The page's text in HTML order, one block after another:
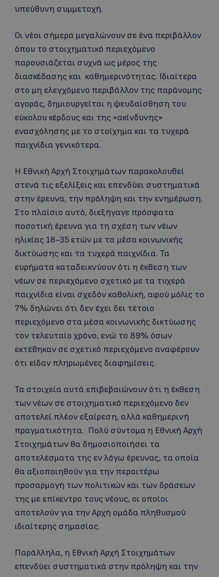
υπεύθυνη συμμετοχή.
Οι νέοι σήμερα μεγαλώνουν σε ένα περιβάλλον
όπου το στοιχηματικό περιεχόμενο
παρουσιάζεται συχνά ως μέρος της
διασκέδασης και καθημερινότητας. Ιδιαίτερα
στο μη ελεγχόμενο περιβάλλον της παράνομης
αγοράς, δημιουργείται η ψευδαίσθηση του
εύκολου κέρδους και της «ακίνδυνης»
ενασχόλησης με το στοίχημα και τα τυχερά
παιχνίδια γενικότερα.
Η Εθνική Αρχή Στοιχημάτων παρακολουθεί
στενά τις εξελίξεις και επενδύει συστηματικά
στην έρευνα, την πρόληψη και την ενημέρωση.
Στο πλαίσιο αυτό, διεξήγαγε πρόσφατα
ποσοτική έρευνα για τη σχέση των νέων
ηλικίας 18-35 ετών με τα μέσα κοινωνικής
δικτύωσης και τα τυχερά παιχνίδια. Τα
ευρήματα καταδεικνύουν ότι η έκθεση των
νέων σε περιεχόμενο σχετικό με τα τυχερά
παιχνίδια είναι σχεδόν καθολική, αφού μόλις το
7% δηλώνει ότι δεν έχει δει τέτοιο
περιεχόμενο στα μέσα κοινωνικής δικτύωσης
τον τελευταίο χρόνο, ενώ το 89% όσων
εκτέθηκαν σε σχετικό περιεχόμενο αναφέρουν
ότι είδαν πληρωμένες διαφημίσεις.
Τα στοιχεία αυτά επιβεβαιώνουν ότι η έκθεση
των νέων σε στοιχηματικό περιεχόμενο δεν
αποτελεί πλέον εξαίρεση, αλλά καθημερινή
πραγματικότητα. Πολύ σύντομα η Εθνική Αρχή
Στοιχημάτων θα δημοσιοποιήσει τα
αποτελέσματα της εν λόγω έρευνας, τα οποία
θα αξιοποιηθούν για την περαιτέρω
προσαρμογή των πολιτικών και των δράσεων
της με επίκεντρο τους νέους, οι οποίοι
αποτελούν για την Αρχή ομάδα πληθυσμού
ιδιαίτερης σημασίας.
Παράλληλα, η Εθνική Αρχή Στοιχημάτων
επενδύει συστηματικά στην πρόληψη και την